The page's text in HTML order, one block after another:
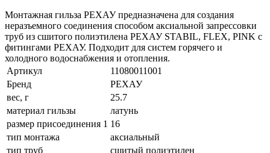
Монтажная гильза РЕХАУ предназначена для создания
неразъемного соединения способом аксиальной запрессовки
труб из сшитого полиэтилена РЕХАУ STABIL, FLEX, PINK с
фитингами РЕХАУ. Подходит для систем горячего и
холодного водоснабжения и отопления.
Артикул
11080011001
Бренд
РЕХАУ
вес, г
25.7
материал гильзы
латунь
размер присоединения 1 16
тип монтажа
аксиальный
тип труб
сшитый полиэтилен